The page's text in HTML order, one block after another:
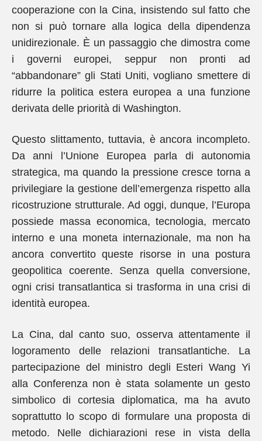
cooperazione con la Cina, insistendo sul fatto che
non si può tornare alla logica della dipendenza
unidirezionale. È un passaggio che dimostra come
i governi europei, seppur non pronti ad
“abbandonare” gli Stati Uniti, vogliano smettere di
ridurre la politica estera europea a una funzione
derivata delle priorità di Washington.
Questo slittamento, tuttavia, è ancora incompleto.
Da anni l’Unione Europea parla di autonomia
strategica, ma quando la pressione cresce torna a
privilegiare la gestione dell’emergenza rispetto alla
ricostruzione strutturale. Ad oggi, dunque, l’Europa
possiede massa economica, tecnologia, mercato
interno e una moneta internazionale, ma non ha
ancora convertito queste risorse in una postura
geopolitica coerente. Senza quella conversione,
ogni crisi transatlantica si trasforma in una crisi di
identità europea.
La Cina, dal canto suo, osserva attentamente il
logoramento delle relazioni transatlantiche. La
partecipazione del ministro degli Esteri Wang Yi
alla Conferenza non è stata solamente un gesto
simbolico di cortesia diplomatica, ma ha avuto
soprattutto lo scopo di formulare una proposta di
metodo. Nelle dichiarazioni rese in vista della